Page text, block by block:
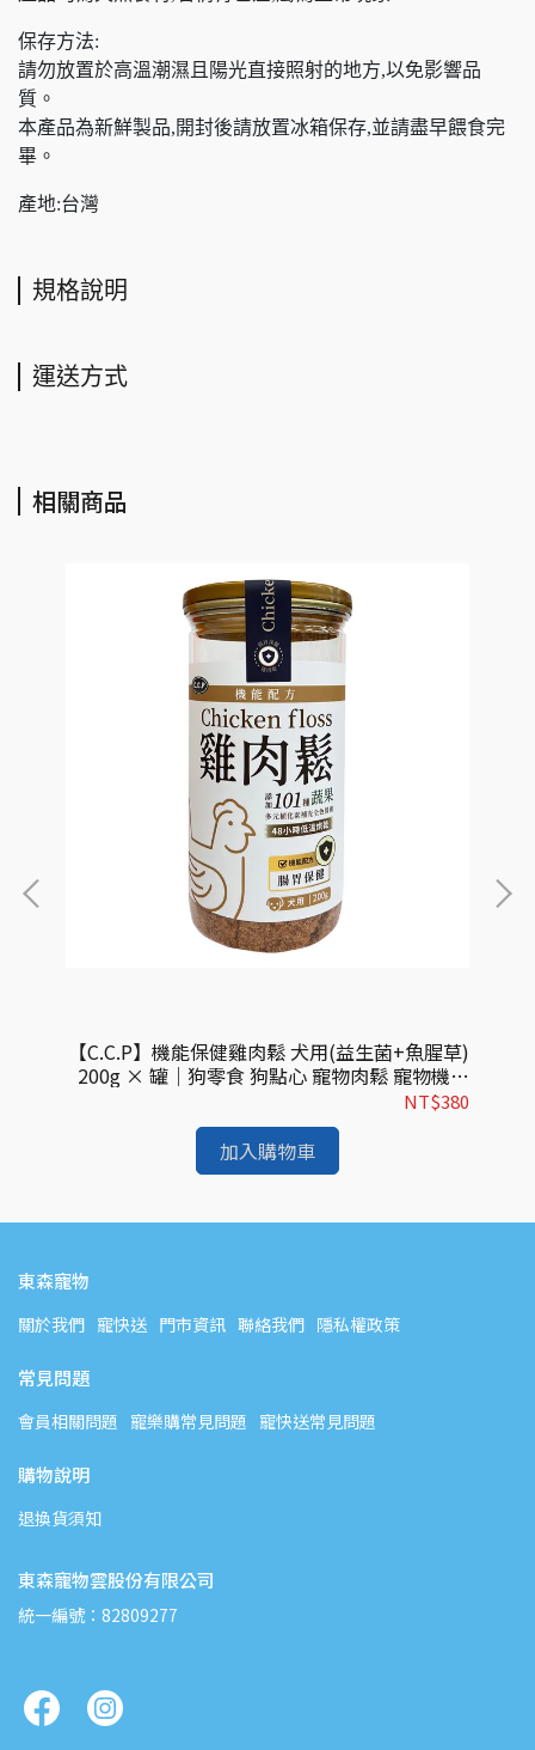
保存方法:
請勿放置於高溫潮濕且陽光直接照射的地方,以免影響品
質。
本產品為新鮮製品,開封後請放置冰箱保存,並請盡早餵食完
畢。
產地:台灣
規格說明
運送方式
相關商品
【C.C.P】機能保健雞肉鬆 犬用(益生菌+魚腥草)
200g × 罐｜狗零食 狗點心 寵物肉鬆 寵物機能
零食 腸胃保健
NT$380
加入購物車
東森寵物
關於我們 寵快送 門市資訊 聯絡我們 隱私權政策
常見問題
會員相關問題 寵樂購常見問題 寵快送常見問題
購物說明
退換貨須知
東森寵物雲股份有限公司
統一編號：82809277